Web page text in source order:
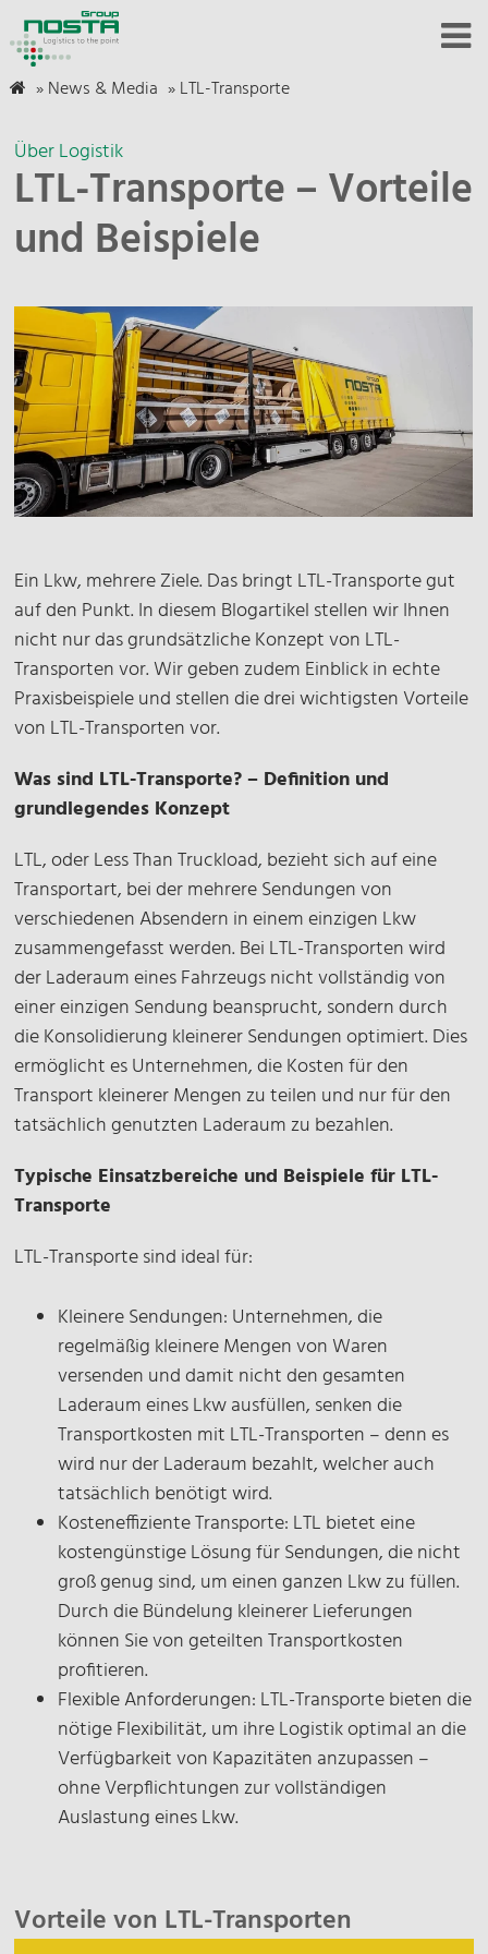
»News & Media »LTL-Transporte
Über Logistik
LTL-Transporte – Vorteile
und Beispiele
Ein Lkw, mehrere Ziele. Das bringt LTL-Transporte gut
auf den Punkt. In diesem Blogartikel stellen wir Ihnen
nicht nur das grundsätzliche Konzept von LTL-
Transporten vor. Wir geben zudem Einblick in echte
Praxisbeispiele und stellen die drei wichtigsten Vorteile
von LTL-Transporten vor.
Was sind LTL-Transporte? – Definition und
grundlegendes Konzept
LTL, oder Less Than Truckload, bezieht sich auf eine
Transportart, bei der mehrere Sendungen von
verschiedenen Absendern in einem einzigen Lkw
zusammengefasst werden. Bei LTL-Transporten wird
der Laderaum eines Fahrzeugs nicht vollständig von
einer einzigen Sendung beansprucht, sondern durch
die Konsolidierung kleinerer Sendungen optimiert. Dies
ermöglicht es Unternehmen, die Kosten für den
Transport kleinerer Mengen zu teilen und nur für den
tatsächlich genutzten Laderaum zu bezahlen.
Typische Einsatzbereiche und Beispiele für LTL-
Transporte
LTL-Transporte sind ideal für:
Kleinere Sendungen: Unternehmen, die
regelmäßig kleinere Mengen von Waren
versenden und damit nicht den gesamten
Laderaum eines Lkw ausfüllen, senken die
Transportkosten mit LTL-Transporten – denn es
wird nur der Laderaum bezahlt, welcher auch
tatsächlich benötigt wird.
Kosteneffiziente Transporte: LTL bietet eine
kostengünstige Lösung für Sendungen, die nicht
groß genug sind, um einen ganzen Lkw zu füllen.
Durch die Bündelung kleinerer Lieferungen
können Sie von geteilten Transportkosten
profitieren.
Flexible Anforderungen: LTL-Transporte bieten die
nötige Flexibilität, um ihre Logistik optimal an die
Verfügbarkeit von Kapazitäten anzupassen –
ohne Verpflichtungen zur vollständigen
Auslastung eines Lkw.
Vorteile von LTL-Transporten